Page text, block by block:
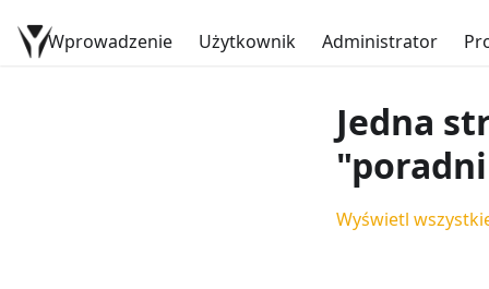
Dokumentacja YetiForce
Wprowadzenie Użytkownik Administrator
Jedna
Wyświetl